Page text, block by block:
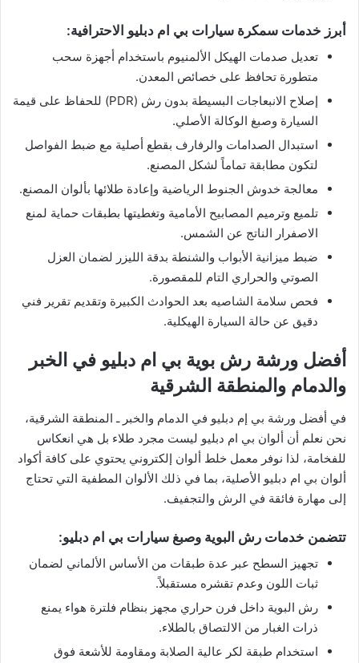
​أبرز خدمات سمكرة سيارات بي ام دبليو الاحترافية:
​تعديل صدمات الهيكل الألمنيوم باستخدام أجهزة سحب
متطورة تحافظ على خصائص المعدن.
​إصلاح الانبعاجات البسيطة بدون رش (PDR) للحفاظ على قيمة
السيارة وصبغ الوكالة الأصلي.
​استبدال الصدامات والرفارف بقطع أصلية مع ضبط الفواصل
لتكون مطابقة تماماً لشكل المصنع.
​معالجة خدوش الجنوط الرياضية وإعادة طلائها بألوان المصنع.
​تلميع وترميم المصابيح الأمامية وتغطيتها بطبقات حماية لمنع
الاصفرار الناتج عن الشمس.
​ضبط ميزانية الأبواب والشنطة بدقة الليزر لضمان العزل
الصوتي والحراري التام للمقصورة.
​فحص سلامة الشاصيه بعد الحوادث الكبيرة وتقديم تقرير فني
دقيق عن حالة السيارة الهيكلية.
​أفضل ورشة رش بوية بي ام دبليو في الخبر
والدمام والمنطقة الشرقية
​في أفضل ورشة بي إم دبليو في الدمام والخبر ـ المنطقة الشرقية،
نحن نعلم أن ألوان بي ام دبليو ليست مجرد طلاء بل هي انعكاس
للفخامة، لذا نوفر معمل خلط ألوان إلكتروني يحتوي على كافة أكواد
ألوان بي ام دبليو الأصلية، بما في ذلك الألوان المطفية التي تحتاج
إلى مهارة فائقة في الرش والتجفيف.
​تتضمن خدمات رش البوية وصبغ سيارات بي ام دبليو:
​تجهيز السطح عبر عدة طبقات من الأساس الألماني لضمان
ثبات اللون وعدم تقشره مستقبلاً.
​رش البوية داخل فرن حراري مجهز بنظام فلترة هواء يمنع
ذرات الغبار من الالتصاق بالطلاء.
​استخدام طبقة لكر عالية الصلابة ومقاومة للأشعة فوق